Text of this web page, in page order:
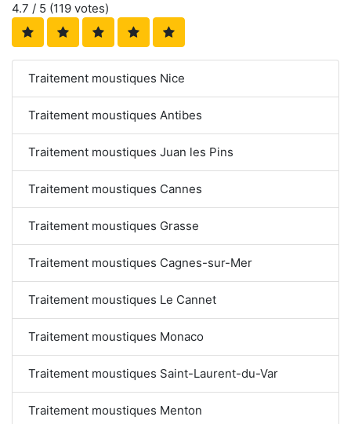
4.7 / 5 (119 votes)
Traitement moustiques Nice
Traitement moustiques Antibes
Traitement moustiques Juan les Pins
Traitement moustiques Cannes
Traitement moustiques Grasse
Traitement moustiques Cagnes-sur-Mer
Traitement moustiques Le Cannet
Traitement moustiques Monaco
Traitement moustiques Saint-Laurent-du-Var
Traitement moustiques Menton